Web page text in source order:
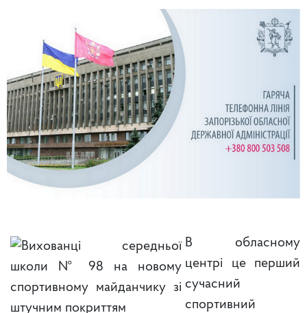
В обласному
центрі це перший
сучасний
спортивний